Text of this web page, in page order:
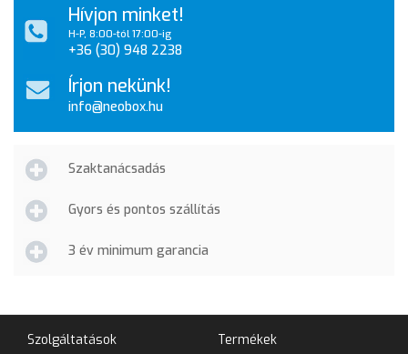
Hívjon minket!
H-P, 8:00-tól 17:00-ig
+36 (30) 948 2238
Írjon nekünk!
info@neobox.hu
Szaktanácsadás
Gyors és pontos szállítás
3 év minimum garancia
Szolgáltatások Termékek